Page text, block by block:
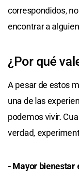
correspondidos,
encontrar a
¿Por qué
A pesar de estos
una de las
podemos vivir.
verdad,
- Mayor bienestar